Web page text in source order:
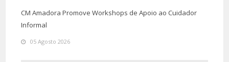
CM Amadora Promove Workshops de Apoio ao Cuidador
Informal
05 Agosto 2026